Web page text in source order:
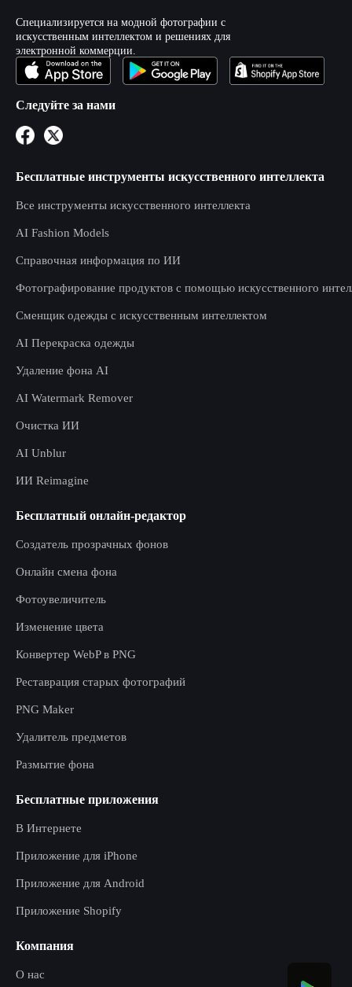
Специализируется на модной фотографии с
искусственным интеллектом и решениях для
электронной коммерции.
Следуйте за нами
Бесплатные инструменты искусственного интеллекта
Все инструменты искусственного интеллекта
AI Fashion Models
Справочная информация по ИИ
Фотографирование продуктов с помощью искусственного
Сменщик одежды с искусственным интеллектом
AI Перекраска одежды
Удаление фона AI
AI Watermark Remover
Очистка ИИ
AI Unblur
ИИ Reimagine
Бесплатный онлайн-редактор
Создатель прозрачных фонов
Онлайн смена фона
Фотоувеличитель
Изменение цвета
Конвертер WebP в PNG
Реставрация старых фотографий
PNG Maker
Удалитель предметов
Размытие фона
Бесплатные приложения
В Интернете
Приложение для iPhone
Приложение для Android
Приложение Shopify
Компания
О нас